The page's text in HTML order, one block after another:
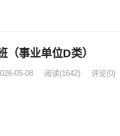
事业单位D类）
05-08 阅读(1642) 评论(0)